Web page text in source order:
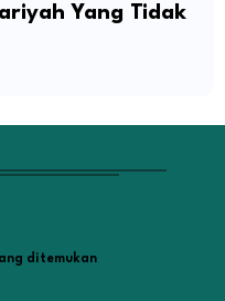
Yang Tidak
ditemukan